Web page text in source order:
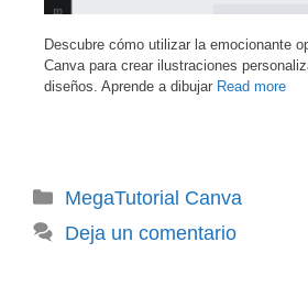
Descubre cómo utilizar la emocionante
Canva para crear ilustraciones
diseños. Aprende a dibujar Read more
Categorías
MegaTutorial Canva
Deja un comentario